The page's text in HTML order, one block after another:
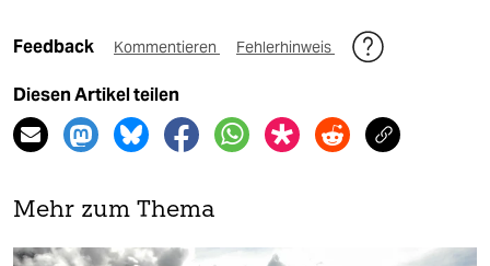
Feedback Kommentieren Fehlerhinweis
Diesen Artikel teilen
Mehr zum Thema